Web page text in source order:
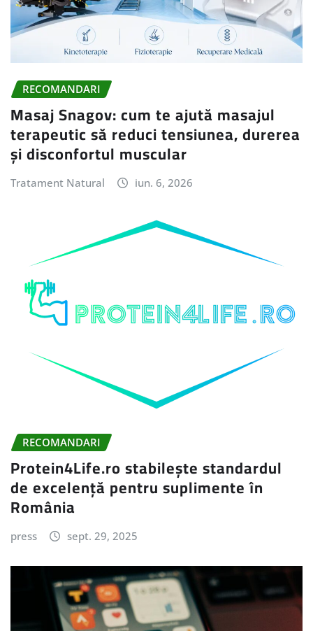
RECOMANDARI
Masaj Snagov: cum te ajută masajul
terapeutic să reduci tensiunea, durerea
și disconfortul muscular
Tratament Natural iun. 6, 2026
RECOMANDARI
Protein4Life.ro stabilește standardul
de excelență pentru suplimente în
România
press sept. 29, 2025